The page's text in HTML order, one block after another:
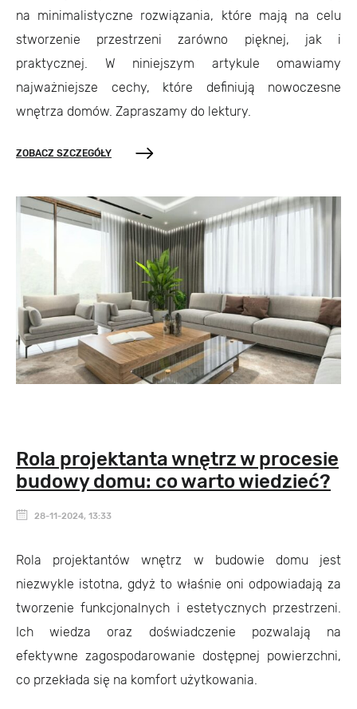
na minimalistyczne rozwiązania, które mają na celu
stworzenie przestrzeni zarówno pięknej, jak i
praktycznej. W niniejszym artykule omawiamy
najważniejsze cechy, które definiują nowoczesne
wnętrza domów. Zapraszamy do lektury.
ZOBACZ SZCZEGÓŁY
Rola projektanta wnętrz w procesie
budowy domu: co warto wiedzieć?
28-11-2024, 13:33
Rola projektantów wnętrz w budowie domu jest
niezwykle istotna, gdyż to właśnie oni odpowiadają za
tworzenie funkcjonalnych i estetycznych przestrzeni.
Ich wiedza oraz doświadczenie pozwalają na
efektywne zagospodarowanie dostępnej powierzchni,
co przekłada się na komfort użytkowania.